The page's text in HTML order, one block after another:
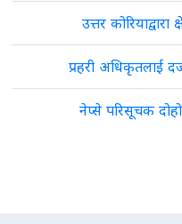
उत्तर कोरियाद्वारा
प्रहरी अधिकृतलाई
नेप्से परिसूचक